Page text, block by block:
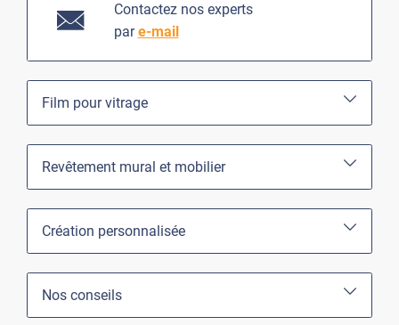
Contactez nos experts
pare-mail
Film pour vitrage
Revêtement mural et mobilier
Création personnalisée
Nos conseils